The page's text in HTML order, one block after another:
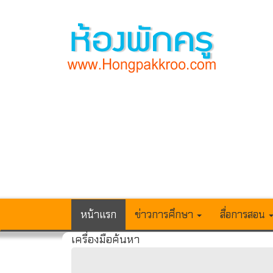
หน้าแรก ข่าวการศึกษา สื่อการสอน
เครื่องมือค้นหา